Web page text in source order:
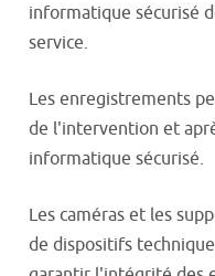
informatique sécurisé
service.
Les enregistrements
de l'intervention et
informatique sécurisé.
Les caméras et les
de dispositifs